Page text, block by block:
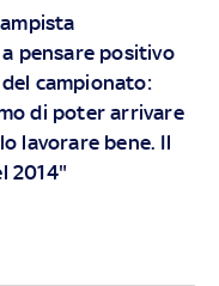
pensare positivo
campionato:
di poter arrivare
lavorare bene. Il
2014"